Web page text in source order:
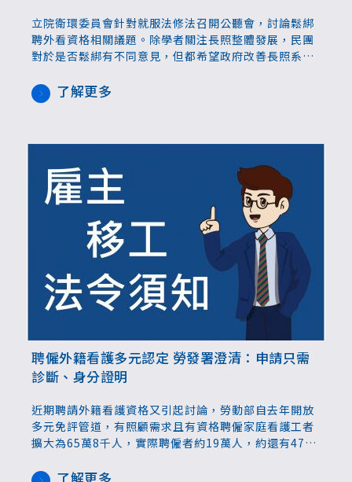
立院衛環委員會針對就服法修法召開公聽會，討論鬆綁
聘外看資格相關議題。除學者關注長照整體發展，民團
對於是否鬆綁有不同意見，但都希望政府改善長照系
足，關鍵在於避免重症成為跳板。立委則統合各界意
見，指出外看和長照需求同步增加，顯見民眾兩者都需
了解更多
聘僱外籍看護多元認定 勞發署澄清：申請只需
診斷、身分證明
近期聘請外籍看護資格又引起討論，勞動部自去年開放
多元免評管道，有照顧需求且有資格聘僱家庭看護工者
擴大為65萬8千人，實際聘僱者約19萬人，約還有47萬
會，擔憂需負擔額外花費，勞動部近日發文澄清，表示
了解更多